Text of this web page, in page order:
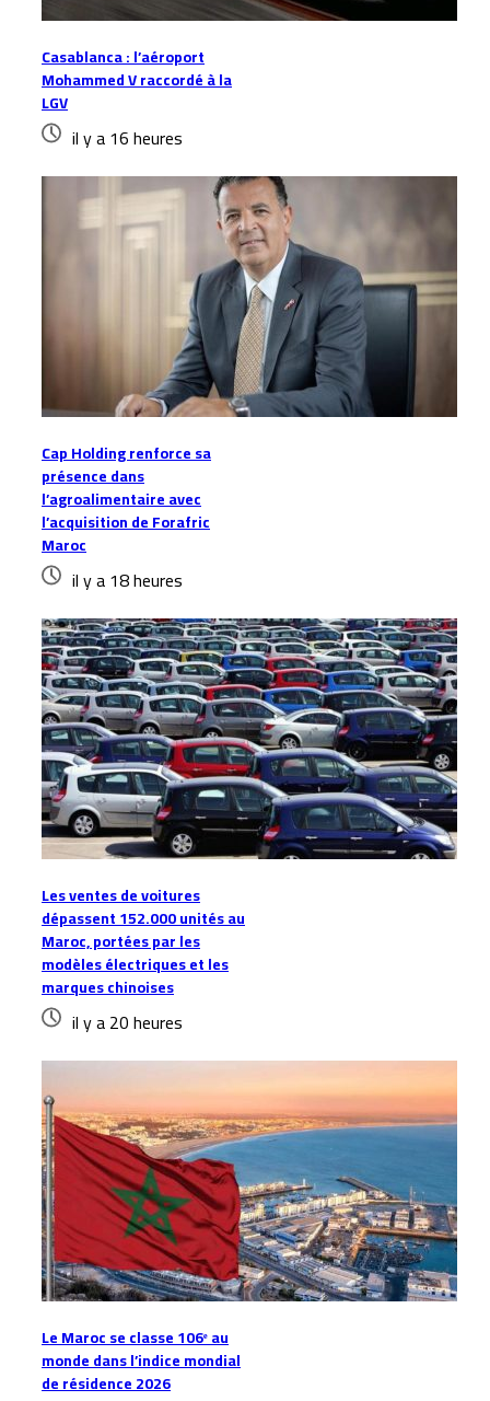
Casablanca : l’aéroport
Mohammed V raccordé à la
LGV
il y a 16 heures
Cap Holding renforce sa
présence dans
l’agroalimentaire avec
l’acquisition de Forafric
Maroc
il y a 18 heures
Les ventes de voitures
dépassent 152.000 unités au
Maroc, portées par les
modèles électriques et les
marques chinoises
il y a 20 heures
Le Maroc se classe 106ᵉ au
monde dans l’indice mondial
de résidence 2026